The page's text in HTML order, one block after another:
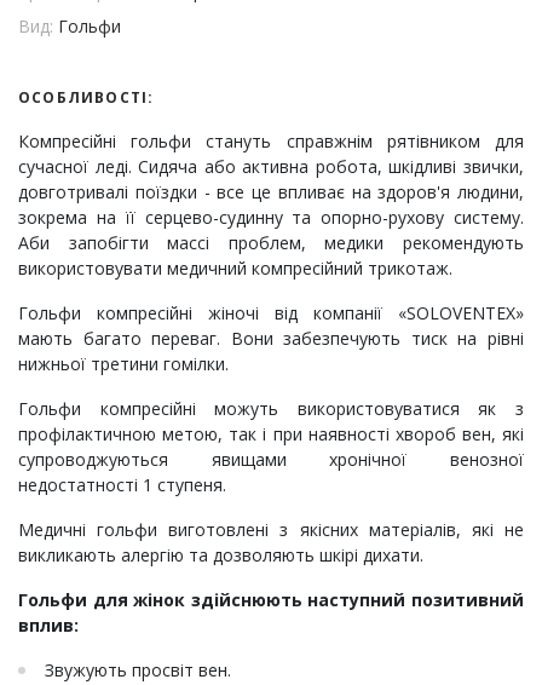
Вид: Гольфи
ОСОБЛИВОСТІ:
Компресійні гольфи стануть справжнім рятівником для
сучасної леді. Сидяча або активна робота, шкідливі звички,
довготривалі поїздки - все це впливає на здоров'я людини,
зокрема на її серцево-судинну та опорно-рухову систему.
Аби запобігти массі проблем, медики рекомендують
використовувати медичний компресійний трикотаж.
Гольфи компресійні жіночі від компанії «SOLOVENTEX»
мають багато переваг. Вони забезпечують тиск на рівні
нижньої третини гомілки.
Гольфи компресійні можуть використовуватися як з
профілактичною метою, так і при наявності хвороб вен, які
супроводжуються явищами хронічної венозної
недостатності 1 ступеня.
Медичні гольфи виготовлені з якісних матеріалів, які не
викликають алергію та дозволяють шкірі дихати.
Гольфи для жінок здійснюють наступний позитивний
вплив:
Звужують просвіт вен.